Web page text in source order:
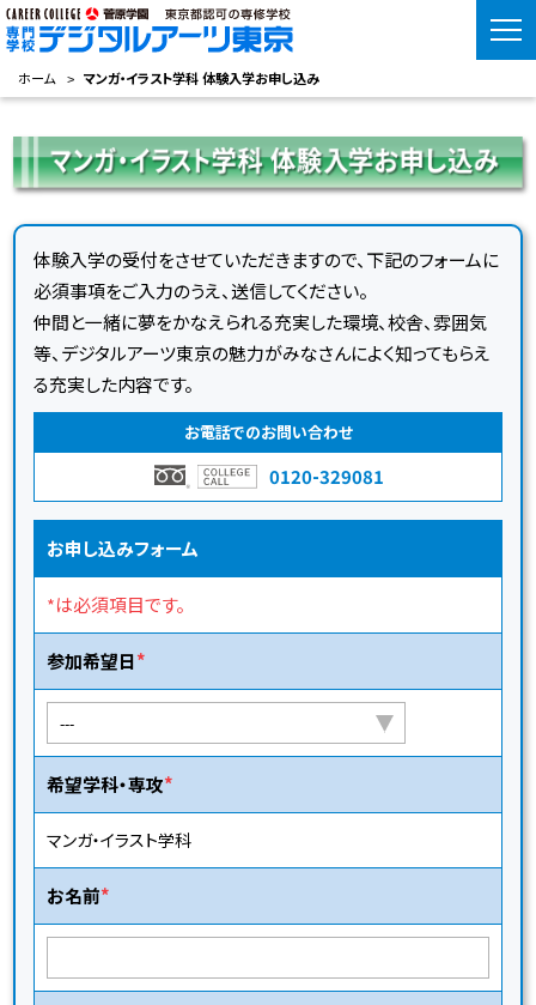
ホーム マンガ・イラスト学科 体験入学お申し込み
体験入学の受付をさせていただきますので、下記のフォームに
必須事項をご入力のうえ、送信してください。
仲間と一緒に夢をかなえられる充実した環境、校舎、雰囲気
等、デジタルアーツ東京の魅力がみなさんによく知ってもらえ
る充実した内容です。
お電話でのお問い合わせ
0120-329081
お申し込みフォーム
*は必須項目です。
参加希望日
希望学科・専攻
マンガ・イラスト学科
お名前